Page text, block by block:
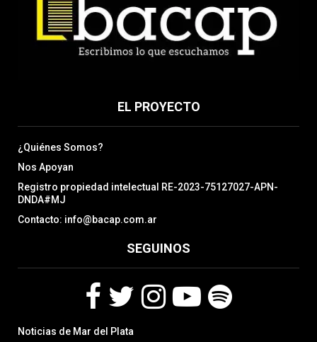
EL PROYECTO
¿Quiénes Somos?
Nos Apoyan
Registro propiedad intelectual RE-2023-75127027-APN-
DNDA#MJ
Contacto: info@bacap.com.ar
SEGUINOS
a
w
Noticias de Mar del Plata